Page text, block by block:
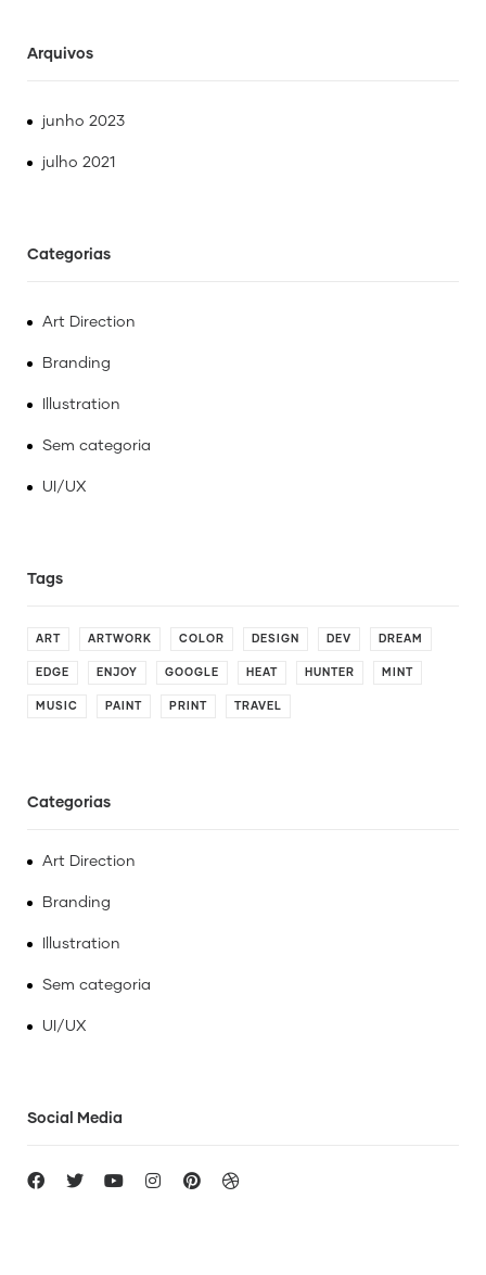
Arquivos
junho 2023
julho 2021
Categorias
Art Direction
Branding
Illustration
Sem categoria
UI/UX
ART ARTWORK COLOR DESIGN DEV DREAM
EDGE ENJOY GOOGLE HEAT HUNTER MINT
MUSIC PAINT PRINT TRAVEL
Categorias
Art Direction
Branding
Illustration
Sem categoria
UI/UX
Social Media